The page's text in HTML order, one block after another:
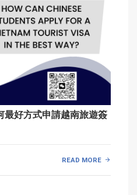
最好方式申請越南旅遊簽
READ MORE